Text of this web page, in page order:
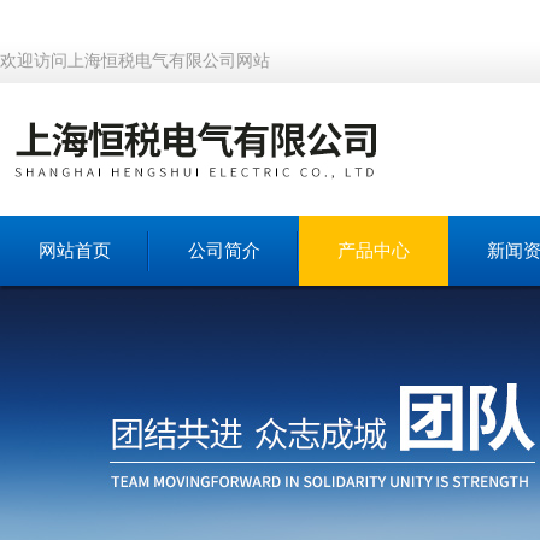
欢迎访问上海恒税电气有限公司网站
网站首页 公司简介 产品中心 新闻